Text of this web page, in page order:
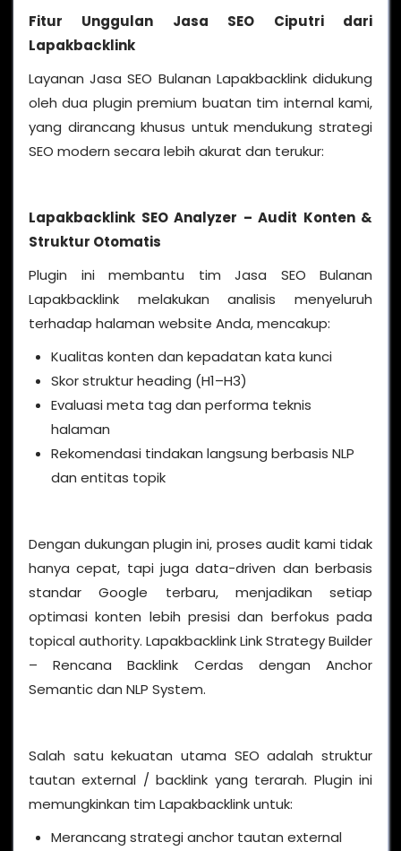
Fitur Unggulan Jasa SEO Ciputri dari
Lapakbacklink
Layanan Jasa SEO Bulanan Lapakbacklink didukung
oleh dua plugin premium buatan tim internal kami,
yang dirancang khusus untuk mendukung strategi
SEO modern secara lebih akurat dan terukur:
Lapakbacklink SEO Analyzer – Audit Konten &
Struktur Otomatis
Plugin ini membantu tim Jasa SEO Bulanan
Lapakbacklink melakukan analisis menyeluruh
terhadap halaman website Anda, mencakup:
Kualitas konten dan kepadatan kata kunci
Skor struktur heading (H1–H3)
Evaluasi meta tag dan performa teknis
halaman
Rekomendasi tindakan langsung berbasis NLP
dan entitas topik
Dengan dukungan plugin ini, proses audit kami tidak
hanya cepat, tapi juga data-driven dan berbasis
standar Google terbaru, menjadikan setiap
optimasi konten lebih presisi dan berfokus pada
topical authority. Lapakbacklink Link Strategy Builder
– Rencana Backlink Cerdas dengan Anchor
Semantic dan NLP System.
Salah satu kekuatan utama SEO adalah struktur
tautan external / backlink yang terarah. Plugin ini
memungkinkan tim Lapakbacklink untuk:
Merancang strategi anchor tautan external